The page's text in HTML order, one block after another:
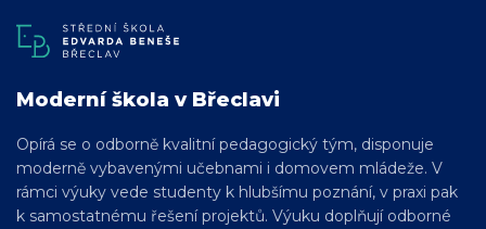
Moderní škola v Břeclavi
Opírá se o odborně kvalitní pedagogický tým, disponuje
moderně vybavenými učebnami i domovem mládeže. V
rámci výuky vede studenty k hlubšímu poznání, v praxi pak
k samostatnému řešení projektů. Výuku doplňují odborné